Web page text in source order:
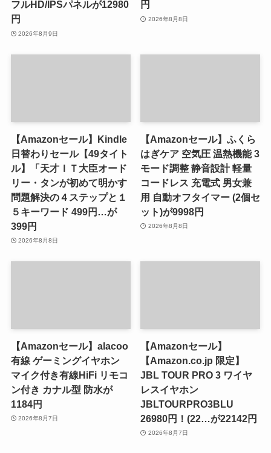
フルHD/IPSパネルが12980
円
2026年8月9日
円
2026年8月8日
【Amazonセール】Kindle
日替わりセール【49タイト
ル】「天才ＩＴ大臣オード
リー・タンが初めて明かす
問題解決の４ステップと１
５キーワード 499円…が
399円
2026年8月8日
【Amazonセール】ふくら
はぎケア 空気圧 温熱機能 3
モード調整 静音設計 軽量
コードレス 充電式 男女兼
用 自動オフタイマー (2個セ
ット)が9998円
2026年8月8日
【Amazonセール】alacoo
有線 ゲーミングイヤホン
マイク付き有線HiFi リモコ
ン付き カナル型 防水が
1184円
2026年8月7日
【Amazonセール】
【Amazon.co.jp 限定】
JBL TOUR PRO 3 ワイヤ
レスイヤホン
JBLTOURPRO3BLU
26980円！(22…が22142円
2026年8月7日